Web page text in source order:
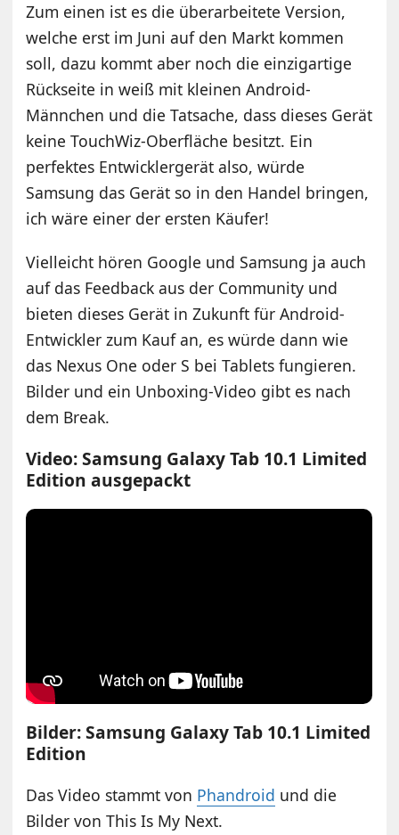
Zum einen ist es die überarbeitete Version,
welche erst im Juni auf den Markt kommen
soll, dazu kommt aber noch die einzigartige
Rückseite in weiß mit kleinen Android-
Männchen und die Tatsache, dass dieses Gerät
keine TouchWiz-Oberfläche besitzt. Ein
perfektes Entwicklergerät also, würde
Samsung das Gerät so in den Handel bringen,
ich wäre einer der ersten Käufer!
Vielleicht hören Google und Samsung ja auch
auf das Feedback aus der Community und
bieten dieses Gerät in Zukunft für Android-
Entwickler zum Kauf an, es würde dann wie
das Nexus One oder S bei Tablets fungieren.
Bilder und ein Unboxing-Video gibt es nach
dem Break.
Video: Samsung Galaxy Tab 10.1 Limited
Edition ausgepackt
Bilder: Samsung Galaxy Tab 10.1 Limited
Edition
Das Video stammt von Phandroid und die
Bilder vonThis Is My Next.